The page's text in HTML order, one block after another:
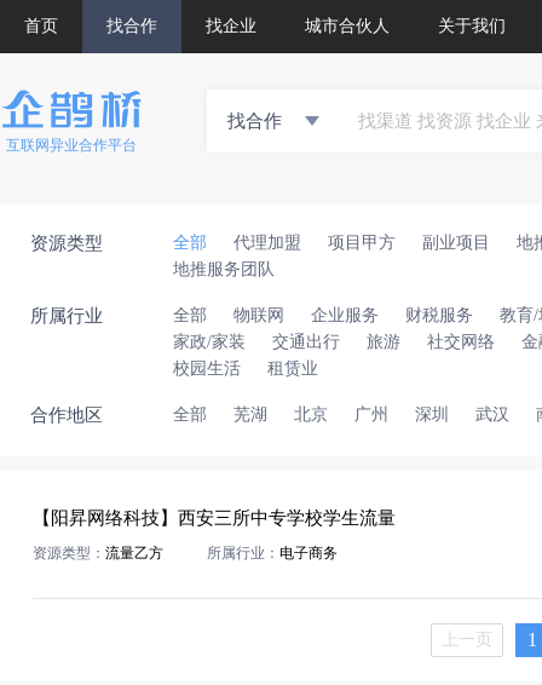
首页 找合作 找企业 城市合伙人 关于我们
互联网异业合作平台
找合作
资源类型 全部 代理加盟 项目甲方 副业项目
地
地推服务团队
所属行业 全部 物联网 企业服务 财税服务
教育/
家政/家装
交通出行 旅游 社交网络
金
校园生活
租赁业
合作地区 全部 芜湖 北京 广州 深圳 武汉
【阳昇网络科技】西安三所中专学校学生流量
资源类型： 流量乙方 所属行业： 电子商务
上一页 1